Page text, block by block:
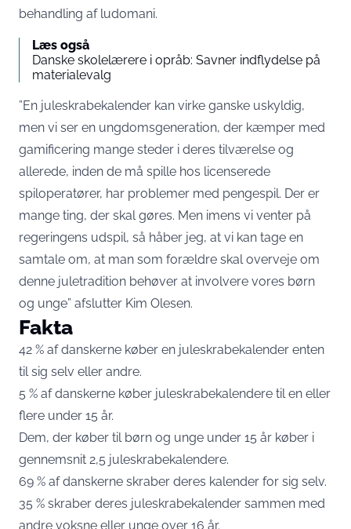
behandling af ludomani.
Læs også
Danske skolelærere i opråb: Savner indflydelse på
materialevalg
”En juleskrabekalender kan virke ganske uskyldig,
men vi ser en ungdomsgeneration, der kæmper med
gamificering mange steder i deres tilværelse og
allerede, inden de må spille hos licenserede
spiloperatører, har problemer med pengespil. Der er
mange ting, der skal gøres. Men imens vi venter på
regeringens udspil, så håber jeg, at vi kan tage en
samtale om, at man som forældre skal overveje om
denne juletradition behøver at involvere vores børn
og unge” afslutter Kim Olesen.
Fakta
42 % af danskerne køber en juleskrabekalender enten
til sig selv eller andre.
5 % af danskerne køber juleskrabekalendere til en eller
flere under 15 år.
Dem, der køber til børn og unge under 15 år køber i
gennemsnit 2,5 juleskrabekalendere.
69 % af danskerne skraber deres kalender for sig selv.
35 % skraber deres juleskrabekalender sammen med
andre voksne eller unge over 16 år.